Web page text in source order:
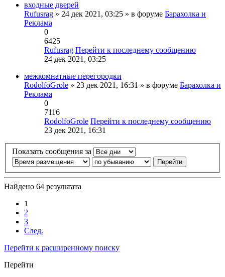
входные дверей
Rufusrag » 24 дек 2021, 03:25 » в форуме Барахолка и
Реклама
0
6425
Rufusrag Перейти к последнему сообщению
24 дек 2021, 03:25
межкомнатные перегородки
RodolfoGrole » 23 дек 2021, 16:31 » в форуме Барахолка и
Реклама
0
7116
RodolfoGrole Перейти к последнему сообщению
23 дек 2021, 16:31
Показать сообщения за
Найдено 64 результата
1
2
3
След.
Перейти к расширенному поиску
Перейти